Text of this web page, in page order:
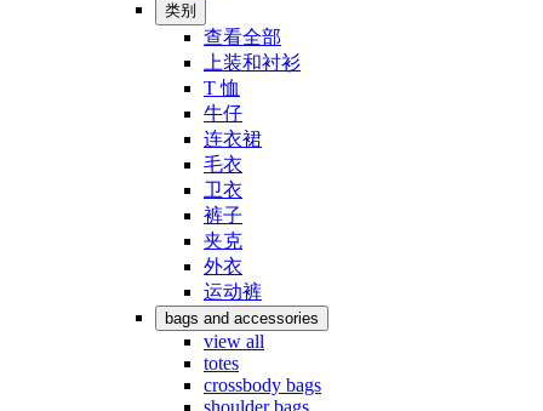
类别
查看全部
上装和衬衫
T 恤
牛仔
连衣裙
毛衣
卫衣
裤子
夹克
外衣
运动裤
bags and accessories
view all
totes
crossbody bags
shoulder bags